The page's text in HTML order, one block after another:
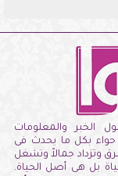
الخبر والمعلومات
حواء بكل ما يحدث فى
وتزداد جمالاً وتشغل
بل هى أصل الحياة.